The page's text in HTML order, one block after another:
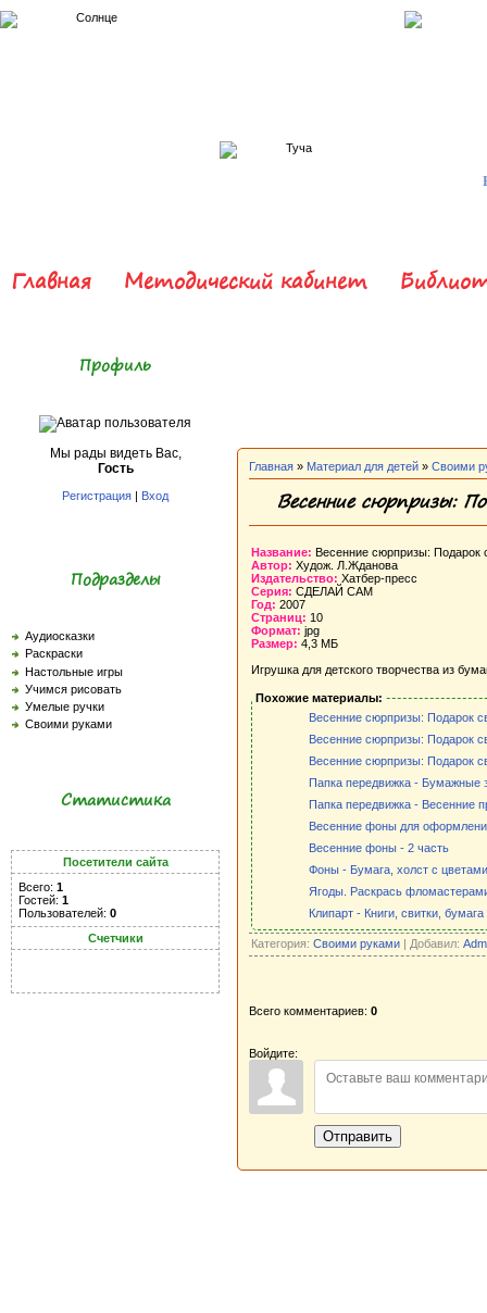
Главная Методический кабинет
Профиль
Мы рады видеть Вас,
Гость
Регистрация | Вход
Подразделы
Аудиосказки
Раскраски
Настольные игры
Учимся рисовать
Умелые ручки
Своими руками
Статистика
Посетители сайта
Всего: 1
Гостей: 1
Пользователей: 0
Счетчики
Главная » Материал для детей » Своими
Весенние сюрпризы:
Название: Весенние сюрпризы: Подарок
Автор: Худож. Л.Жданова
Издательство: Хатбер-пресс
Серия: СДЕЛАЙ САМ
Год: 2007
Страниц: 10
Формат: jpg
Размер: 4,3 МБ
Игрушка для детского творчества из
Похожие материалы:
Весенние сюрпризы: Подарок
Весенние сюрпризы: Подарок
Весенние сюрпризы: Подарок
Папка передвижка - Бумажные
Папка передвижка - Весенние
Весенние фоны для
Весенние фоны - 2 часть
Фоны - Бумага, холст с цветами
Ягоды. Раскрась
Клипарт - Книги, свитки, бумага
Категория: Своими руками | Добавил:
Всего комментариев: 0
Войдите:
Отправить